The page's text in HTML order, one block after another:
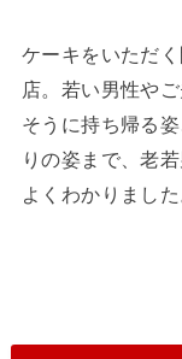
ケーキをいただ
店。若い男性や
そうに持ち帰る
りの姿まで、老
よくわかりました